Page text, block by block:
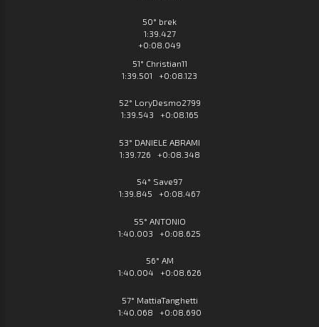
50° brek
1:39.427
+0:08.049
51° Christian11
1:39.501 +0:08.123
52° LoryDesmo2799
1:39.543 +0:08.165
53° DANIELE ABRAMI
1:39.726 +0:08.348
54° Save97
1:39.845 +0:08.467
55° ANTONIO
1:40.003 +0:08.625
56° AM
1:40.004 +0:08.626
57° MattiaTanghetti
1:40.068 +0:08.690